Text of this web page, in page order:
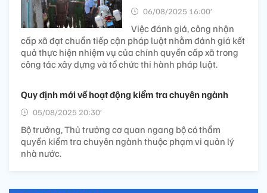
06/08/2025 16:00’
Việc đánh giá, công nhận
cấp xã đạt chuẩn tiếp cận pháp luật nhằm đánh giá kết
quả thực hiện nhiệm vụ của chính quyền cấp xã trong
công tác xây dựng và tổ chức thi hành pháp luật.
Quy định mới về hoạt động kiểm tra chuyên ngành
05/08/2025 20:30’
Bộ trưởng, Thủ trưởng cơ quan ngang bộ có thẩm
quyền kiểm tra chuyên ngành thuộc phạm vi quản lý
nhà nước.